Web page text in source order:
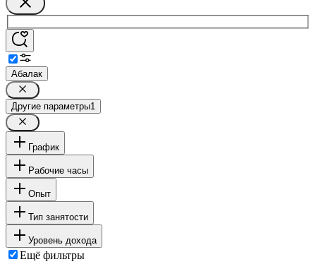
Абалак
Другие параметры1
График
Рабочие часы
Опыт
Тип занятости
Уровень дохода
Ещё фильтры